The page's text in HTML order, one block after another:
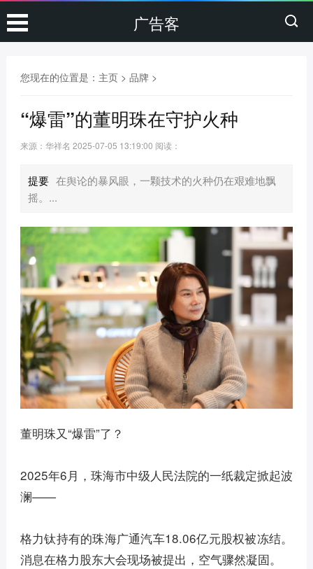
广告客
您现在的位置是： 主页> 品牌 >
“爆雷”的董明珠在守护火种
来源：华祥名 2025-07-05 13:19:00 阅读：
提要 在舆论的暴风眼，一颗技术的火种仍在艰难地飘
摇。...
董明珠又“爆雷”了？
2025年6月，珠海市中级人民法院的一纸裁定掀起波
澜——
格力钛持有的珠海广通汽车18.06亿元股权被冻结。
消息在格力股东大会现场被提出，空气骤然凝固。